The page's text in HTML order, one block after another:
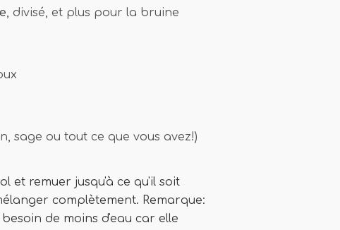
, divisé, et plus pour la bruine
sage ou tout ce que vous avez!)
et remuer jusqu'à ce qu'il soit
complètement. Remarque:
de moins d'eau car elle